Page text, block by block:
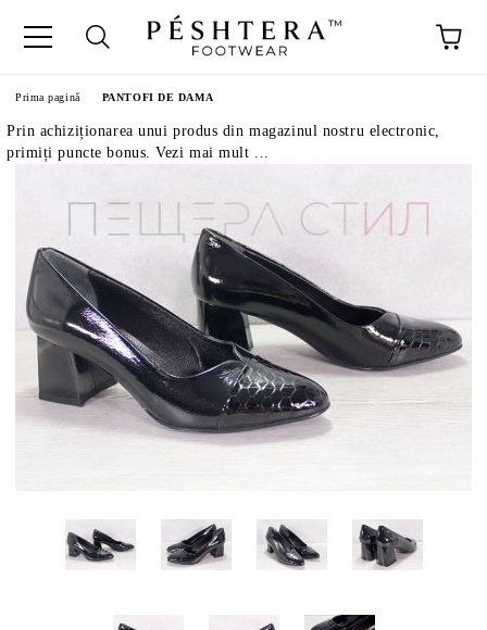
Prima pagină PANTOFI DE DAMA
Prin achiziționarea unui produs din magazinul nostru electronic,
primiți puncte bonus. Vezi mai mult ...